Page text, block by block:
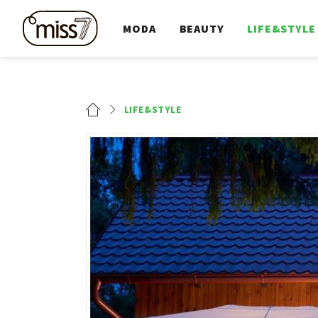
MODA BEAUTY LIFE&STYLE
LIFE&STYLE